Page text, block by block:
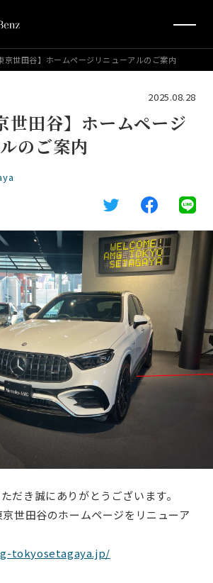
京世田谷】ホームページリニューアルのご案内
2025.08.28
世田谷】ホームページ
のご案内
だき誠にありがとうございます。
世田谷のホームページをリニューア
tokyosetagaya.jp/